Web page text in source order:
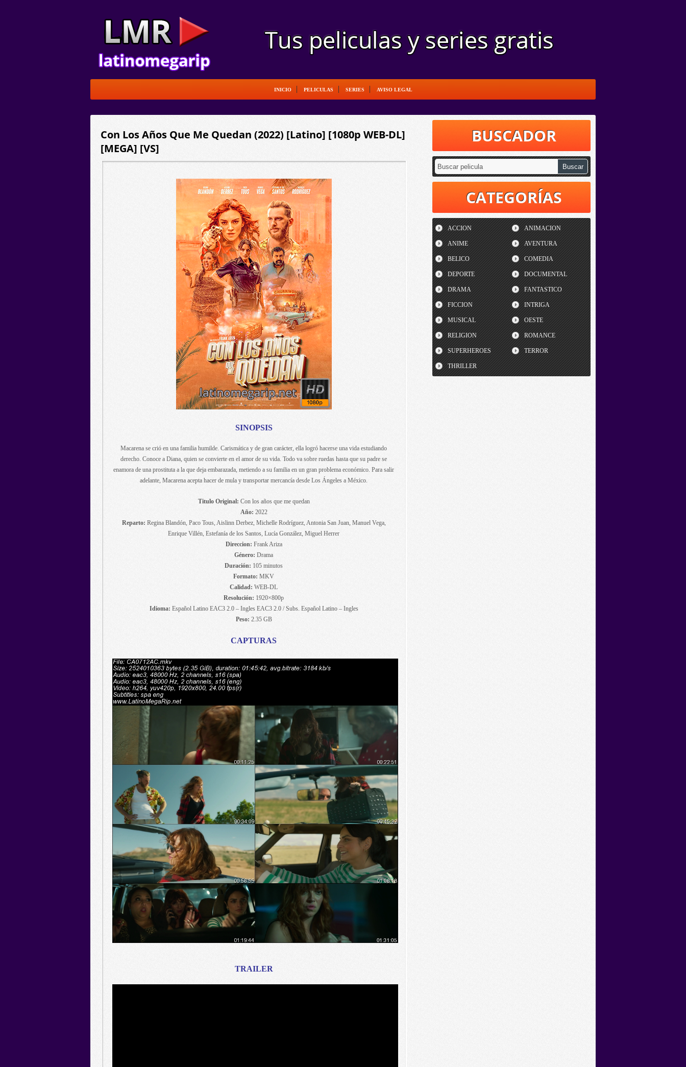
INICIO PELICULAS SERIES AVISO LEGAL
Con Los Años Que Me Quedan (2022) [Latino] [1080p WEB-DL]
[MEGA] [VS]
SINOPSIS
Macarena se crió en una familia humilde. Carismática y de gran carácter, ella logró hacerse una vida estudiando
derecho. Conoce a Diana, quien se convierte en el amor de su vida. Todo va sobre ruedas hasta que su padre se
enamora de una prostituta a la que deja embarazada, metiendo a su familia en un gran problema económico. Para salir
adelante, Macarena acepta hacer de mula y transportar mercancía desde Los Ángeles a México.
Titulo Original: Con los años que me quedan
Año: 2022
Reparto: Regina Blandón, Paco Tous, Aislinn Derbez, Michelle Rodríguez, Antonia San Juan, Manuel Vega,
Enrique Villén, Estefanía de los Santos, Lucía González, Miguel Herrer
Direccion: Frank Ariza
Género: Drama
Duración: 105 minutos
Formato: MKV
Calidad: WEB-DL
Resolución: 1920×800p
Idioma: Español Latino EAC3 2.0 – Ingles EAC3 2.0 / Subs. Español Latino – Ingles
Peso: 2.35 GB
CAPTURAS
TRAILER
BUSCADOR
CATEGORÍAS
ACCION ANIMACION
ANIME AVENTURA
BELICO COMEDIA
DEPORTE DOCUMENTAL
DRAMA FANTASTICO
FICCION INTRIGA
MUSICAL OESTE
RELIGION ROMANCE
SUPERHEROES TERROR
THRILLER